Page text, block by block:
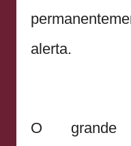
alerta.
O grande